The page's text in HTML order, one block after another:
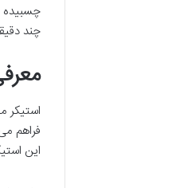
چسبیده
چند
استیکر
فراهم
این